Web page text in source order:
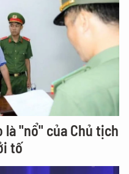
là "nổ" của Chủ tịch
tố